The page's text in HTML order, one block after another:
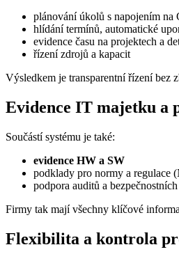
plánování úkolů s napojením na
hlídání termínů, automatické
evidence času na projektech a
řízení zdrojů a kapacit
Výsledkem je transparentní řízení bez
Evidence IT majetku a
Součástí systému je také:
evidence HW a SW
podklady pro normy a regulace
podpora auditů a
Firmy tak mají všechny klíčové
Flexibilita a kontrola